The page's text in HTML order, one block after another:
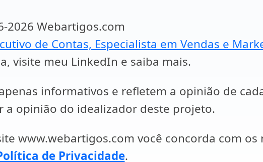
2026 Webartigos.com
de Contas, Especialista em Vendas e
visite meu LinkedIn e saiba mais.
informativos e refletem a opinião de
a opinião do idealizador deste projeto.
www.webartigos.com você concorda com os
de Privacidade.